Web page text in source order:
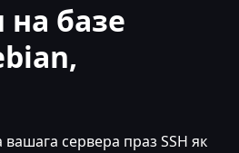
на базе
сервера праз SSH як